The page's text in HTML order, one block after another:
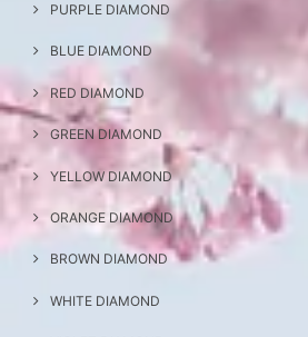
PURPLE DIAMOND
BLUE DIAMOND
RED DIAMOND
GREEN DIAMOND
YELLOW DIAMOND
ORANGE DIAMOND
BROWN DIAMOND
WHITE DIAMOND